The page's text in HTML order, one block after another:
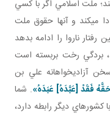
ملت اسلامي اگر با کسي
مي کند و آنها حقوق ملت
رفتار ناروا را ادامه بدهد
بردگي رخت بربسته است
آزادي خواهانه علي بن
فَقَدْ [عَبَّدَهُ‏] عَبَدَهُ‏». شما
ديگر رابطه دارد،